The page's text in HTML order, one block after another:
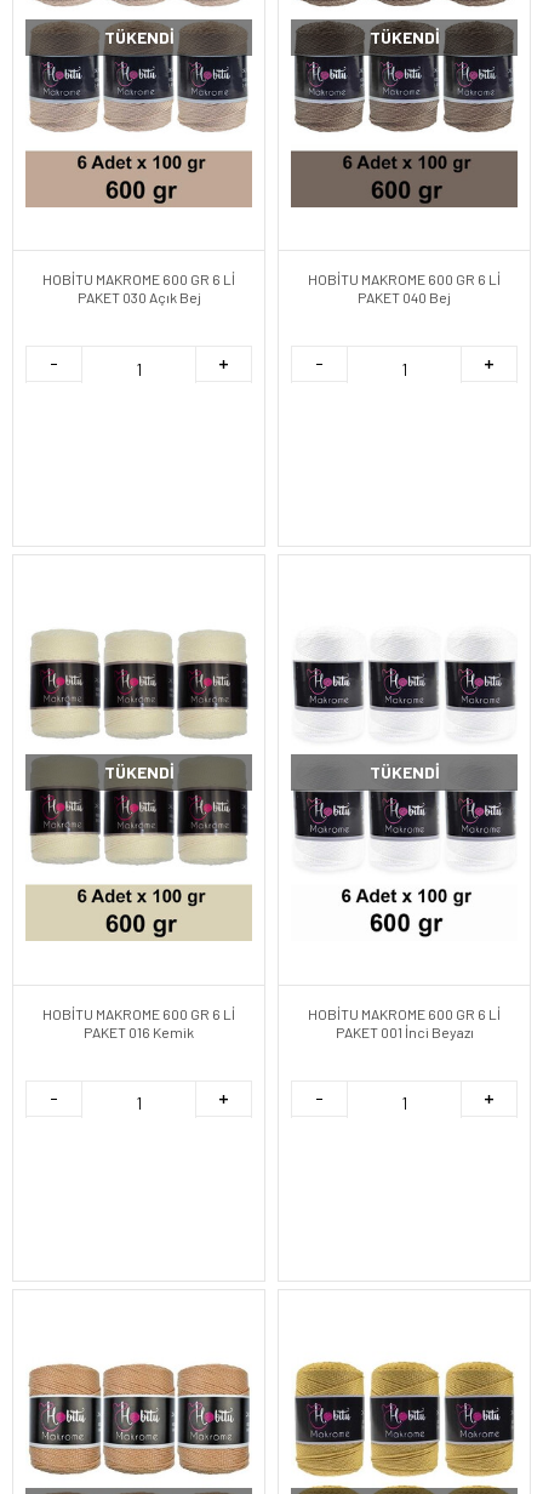
TÜKENDI
HOBİTU MAKROME 600 GR 6 Lİ
PAKET 030 Açık Bej
TÜKENDI
HOBİTU MAKROME 600 GR 6 Lİ
PAKET 040 Bej
TÜKENDI
HOBİTU MAKROME 600 GR 6 Lİ
PAKET 016 Kemik
TÜKENDI
HOBİTU MAKROME 600 GR 6 Lİ
PAKET 001 İnci Beyazı